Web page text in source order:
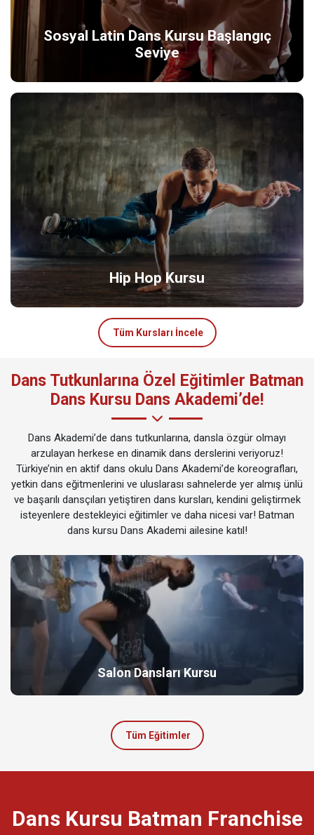
Sosyal Latin Dans Kursu Başlangıç
Seviye
Hip Hop Kursu
Tüm Kursları İncele
Dans Tutkunlarına Özel Eğitimler Batman
Dans Kursu Dans Akademi’de!
Dans Akademi’de dans tutkunlarına, dansla özgür olmayı
arzulayan herkese en dinamik dans derslerini veriyoruz!
Türkiye’nin en aktif dans okulu Dans Akademi’de koreografları,
yetkin dans eğitmenlerini ve uluslarası sahnelerde yer almış ünlü
ve başarılı dansçıları yetiştiren dans kursları, kendini geliştirmek
isteyenlere destekleyici eğitimler ve daha nicesi var! Batman
dans kursu Dans Akademi ailesine katıl!
Salon Dansları Kursu
Tüm Eğitimler
Dans Kursu Batman Franchise